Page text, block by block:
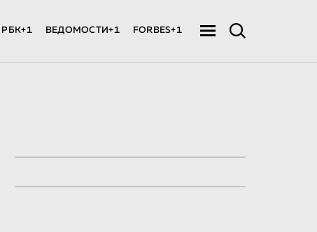
РБК+1 ВЕДОМОСТИ+1 FORBES+1